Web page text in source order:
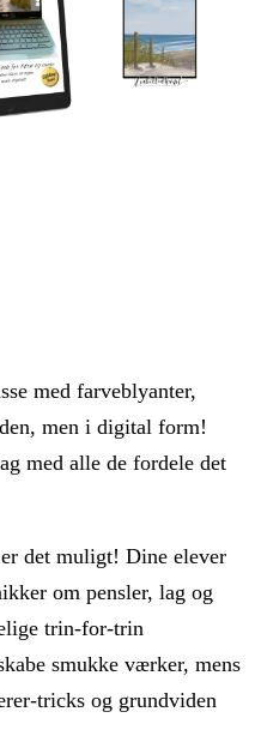
med farveblyanter,
men i digital form!
med alle de fordele det
det muligt! Dine elever
om pensler, lag og
trin-for-trin
smukke værker, mens
tricks og grundviden